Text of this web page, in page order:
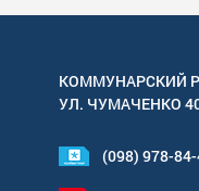
КОММУНАРСКИЙ
УЛ. ЧУМАЧЕНКО
(098) 978-